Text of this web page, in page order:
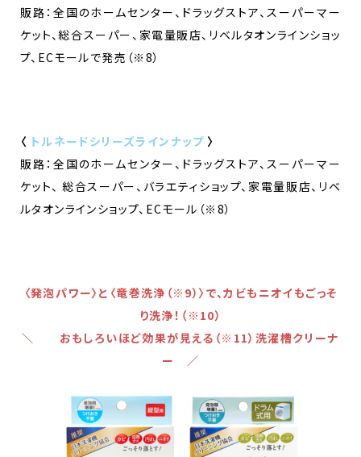
販路：全国のホームセンター、ドラッグストア、スーパーマー
ケット、総合スーパー、家電量販店、リベルタオンラインショッ
プ、ECモールで発売（※8）
〈 トルネードシリーズラインナップ 〉
販路：全国のホームセンター、ドラッグストア、スーパーマー
ケット、 総合スーパー、バラエティショップ、家電量販店、リベ
ルタオンラインショップ、ECモール（※8）
〈発泡パワー〉と〈竜巻洗浄（※9）〉で、カビもニオイもごっそ
り洗浄！（※10）
＼ おもしろいほど効果が見える（※11）洗濯槽クリーナ
ー ／